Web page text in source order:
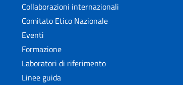
Collaborazioni internazionali
Comitato Etico Nazionale
Eventi
Formazione
Laboratori di riferimento
Linee guida